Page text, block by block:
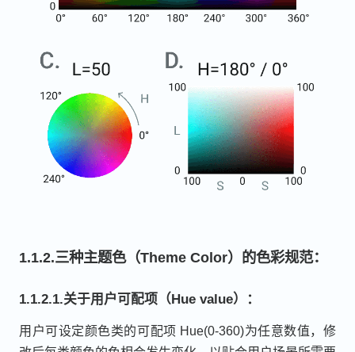
1.1.2.三种主题色（Theme Color）的色彩规范：
1.1.2.1.关于用户可配项（Hue value）：
用户可设定颜色类的可配项 Hue(0-360)为任意数值，修